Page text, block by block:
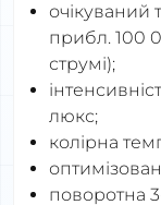
очікуваний
прибл. 100
струмі);
люкс;
колірна
поворотна